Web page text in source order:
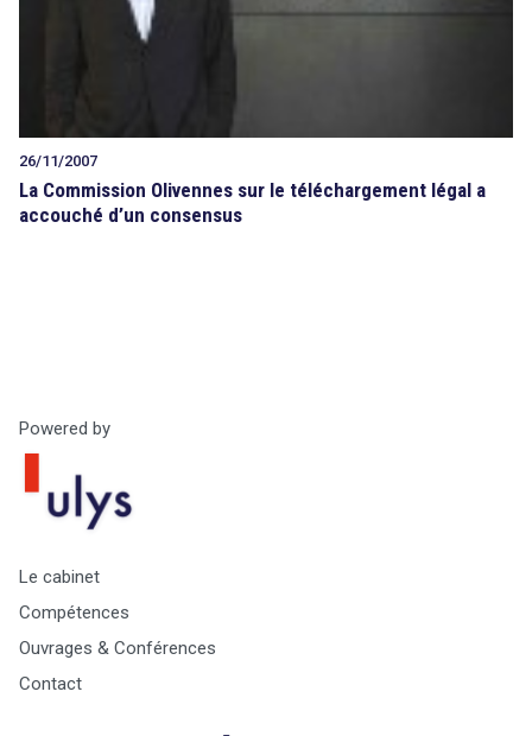
26/11/2007
La Commission Olivennes sur le téléchargement légal a
accouché d’un consensus
Powered by
Le cabinet
Compétences
Ouvrages & Conférences
Contact